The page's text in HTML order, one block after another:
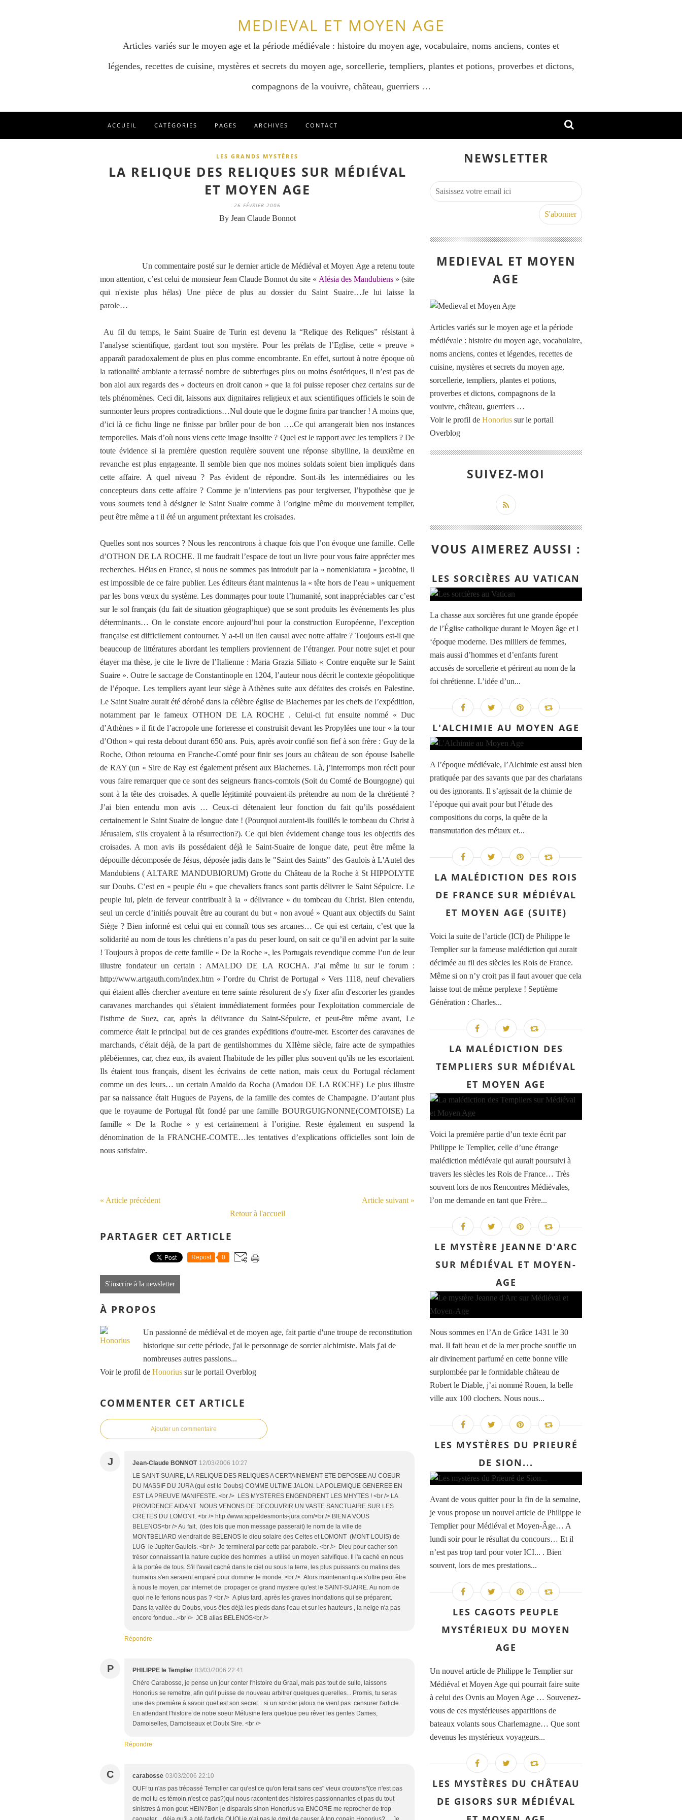
MEDIEVAL ET MOYEN AGE
Articles variés sur le moyen age et la période médiévale : histoire du moyen age, vocabulaire, noms anciens, contes et
légendes, recettes de cuisine, mystères et secrets du moyen age, sorcellerie, templiers, plantes et potions, proverbes et dictons,
compagnons de la vouivre, château, guerriers …
ACCUEIL CATÉGORIES PAGES ARCHIVES CONTACT
LES GRANDS MYSTÈRES
LA RELIQUE DES RELIQUES SUR MÉDIÉVAL
ET MOYEN AGE
26 FÉVRIER 2006
By Jean Claude Bonnot
Un commentaire posté sur le dernier article de Médiéval et Moyen Age a retenu toute
mon attention, c’est celui de monsieur Jean Claude Bonnot du site « Alésia des Mandubiens » (site
qui n'existe plus hélas) Une pièce de plus au dossier du Saint Suaire…Je lui laisse la
parole…
Au fil du temps, le Saint Suaire de Turin est devenu la “Relique des Reliques” résistant à
l’analyse scientifique, gardant tout son mystère. Pour les prélats de l’Eglise, cette « preuve »
apparaît paradoxalement de plus en plus comme encombrante. En effet, surtout à notre époque où
la rationalité ambiante a terrassé nombre de subterfuges plus ou moins ésotériques, il n’est pas de
bon aloi aux regards des « docteurs en droit canon » que la foi puisse reposer chez certains sur de
tels phénomènes. Ceci dit, laissons aux dignitaires religieux et aux scientifiques officiels le soin de
surmonter leurs propres contradictions…Nul doute que le dogme finira par trancher ! A moins que,
d’ici là ce fichu linge ne finisse par brûler pour de bon ….Ce qui arrangerait bien nos instances
temporelles. Mais d’où nous viens cette image insolite ? Quel est le rapport avec les templiers ? De
toute évidence si la première question requière souvent une réponse sibylline, la deuxième en
revanche est plus engageante. Il semble bien que nos moines soldats soient bien impliqués dans
cette affaire. A quel niveau ? Pas évident de répondre. Sont-ils les intermédiaires ou les
concepteurs dans cette affaire ? Comme je n’interviens pas pour tergiverser, l’hypothèse que je
vous soumets tend à désigner le Saint Suaire comme à l’origine même du mouvement templier,
peut être même a t il été un argument prétextant les croisades.
Quelles sont nos sources ? Nous les rencontrons à chaque fois que l’on évoque une famille. Celle
d’OTHON DE LA ROCHE. Il me faudrait l’espace de tout un livre pour vous faire apprécier mes
recherches. Hélas en France, si nous ne sommes pas introduit par la « nomenklatura » jacobine, il
est impossible de ce faire publier. Les éditeurs étant maintenus la « tête hors de l’eau » uniquement
par les bons vœux du système. Les dommages pour toute l’humanité, sont inappréciables car c’est
sur le sol français (du fait de situation géographique) que se sont produits les événements les plus
déterminants… On le constate encore aujourd’hui pour la construction Européenne, l’exception
française est difficilement contourner. Y a-t-il un lien causal avec notre affaire ? Toujours est-il que
beaucoup de littératures abordant les templiers proviennent de l’étranger. Pour notre sujet et pour
étayer ma thèse, je cite le livre de l’Italienne : Maria Grazia Siliato « Contre enquête sur le Saint
Suaire ». Outre le saccage de Constantinople en 1204, l’auteur nous décrit le contexte géopolitique
de l’époque. Les templiers ayant leur siège à Athènes suite aux défaites des croisés en Palestine.
Le Saint Suaire aurait été dérobé dans la célèbre église de Blachernes par les chefs de l’expédition,
notamment par le fameux OTHON DE LA ROCHE . Celui-ci fut ensuite nommé « Duc
d’Athènes » il fit de l’acropole une forteresse et construisit devant les Propylées une tour « la tour
d’Othon » qui resta debout durant 650 ans. Puis, après avoir confié son fief à son frère : Guy de la
Roche, Othon retourna en Franche-Comté pour finir ses jours au château de son épouse Isabelle
de RAY (un « Sire de Ray est également présent aux Blachernes. Là, j’interromps mon récit pour
vous faire remarquer que ce sont des seigneurs francs-comtois (Soit du Comté de Bourgogne) qui
sont à la tête des croisades. A quelle légitimité pouvaient-ils prétendre au nom de la chrétienté ?
J’ai bien entendu mon avis … Ceux-ci détenaient leur fonction du fait qu’ils possédaient
certainement le Saint Suaire de longue date ! (Pourquoi auraient-ils fouillés le tombeau du Christ à
Jérusalem, s'ils croyaient à la résurrection?). Ce qui bien évidement change tous les objectifs des
croisades. A mon avis ils possédaient déjà le Saint-Suaire de longue date, peut être même la
dépouille décomposée de Jésus, déposée jadis dans le "Saint des Saints" des Gaulois à L'Autel des
Mandubiens ( ALTARE MANDUBIORUM) Grotte du Château de la Roche à St HIPPOLYTE
sur Doubs. C’est en « peuple élu » que chevaliers francs sont partis délivrer le Saint Sépulcre. Le
peuple lui, plein de ferveur contribuait à la « délivrance » du tombeau du Christ. Bien entendu,
seul un cercle d’initiés pouvait être au courant du but « non avoué » Quant aux objectifs du Saint
Siège ? Bien informé est celui qui en connaît tous ses arcanes… Ce qui est certain, c’est que la
solidarité au nom de tous les chrétiens n’a pas du peser lourd, on sait ce qu’il en advint par la suite
! Toujours à propos de cette famille « De la Roche », les Portugais revendique comme l’un de leur
illustre fondateur un certain : AMALDO DE LA ROCHA. J’ai même lu sur le forum :
http://www.artgauth.com/index.htm « l’ordre du Christ de Portugal » Vers 1118, neuf chevaliers
qui étaient allés chercher aventure en terre sainte résolurent de s'y fixer afin d'escorter les grandes
caravanes marchandes qui s'étaient immédiatement formées pour l'exploitation commerciale de
l'isthme de Suez, car, après la délivrance du Saint-Sépulcre, et peut-être même avant, Le
commerce était le principal but de ces grandes expéditions d'outre-mer. Escorter des caravanes de
marchands, c'était déjà, de la part de gentilshommes du XIIème siècle, faire acte de sympathies
plébéiennes, car, chez eux, ils avaient l'habitude de les piller plus souvent qu'ils ne les escortaient.
Ils étaient tous français, disent les écrivains de cette nation, mais ceux du Portugal réclament
comme un des leurs… un certain Amaldo da Rocha (Amadou DE LA ROCHE) Le plus illustre
par sa naissance était Hugues de Payens, de la famille des comtes de Champagne. D’autant plus
que le royaume de Portugal fût fondé par une famille BOURGUIGNONNE(COMTOISE) La
famille « De la Roche » y est certainement à l’origine. Reste également en suspend la
dénomination de la FRANCHE-COMTE…les tentatives d’explications officielles sont loin de
nous satisfaire.
« Article précédent
Article suivant »
Retour à l'accueil
PARTAGER CET ARTICLE
Repost 0
S'inscrire à la newsletter
À PROPOS
Un passionné de médiéval et de moyen age, fait partie d'une troupe de reconstitution
historique sur cette période, j'ai le personnage de sorcier alchimiste. Mais j'ai de
nombreuses autres passions...
Voir le profil de Honorius sur le portail Overblog
COMMENTER CET ARTICLE
Ajouter un commentaire
J Jean-Claude BONNOT 12/03/2006 10:27
LE SAINT-SUAIRE, LA RELIQUE DES RELIQUES A CERTAINEMENT ETE DEPOSEE AU COEUR
DU MASSIF DU JURA (qui est le Doubs) COMME ULTIME JALON. LA POLEMIQUE GENEREE EN
EST LA PREUVE MANIFESTE. <br /> LES MYSTERES ENGENDRENT LES MHYTES ! <br /> LA
PROVIDENCE AIDANT NOUS VENONS DE DECOUVRIR UN VASTE SANCTUAIRE SUR LES
CRËTES DU LOMONT. <br /> http://www.appeldesmonts-jura.com/<br /> BIEN A VOUS
BELENOS<br /> Au fait, (des fois que mon message passerait) le nom de la ville de
MONTBELIARD viendrait de BELENOS le dieu solaire des Celtes et LOMONT (MONT LOUIS) de
LUG le Jupiter Gaulois. <br /> Je terminerai par cette par parabole. <br /> Dieu pour cacher son
trésor connaissant la nature cupide des hommes a utilisé un moyen salvifique. Il l'a caché en nous
à la portée de tous. S'il l'avait caché dans le ciel ou sous la terre, les plus puissants ou malins des
humains s'en seraient emparé pour dominer le monde. <br /> Alors maintenant que s'offre peut être
à nous le moyen, par internet de propager ce grand mystere qu'est le SAINT-SUAIRE. Au nom de
quoi ne le ferions nous pas ? <br /> A plus tard, après les graves inondations qui se préparent.
Dans la vallée du Doubs, vous êtes déjà les pieds dans l'eau et sur les hauteurs , la neige n'a pas
encore fondue...<br /> JCB alias BELENOS<br />
Répondre
P PHILIPPE le Templier 03/03/2006 22:41
Chère Carabosse, je pense un jour conter l'histoire du Graal, mais pas tout de suite, laissons
Honorius se remettre, afin qu'il puisse de nouveau arbitrer quelques querelles... Promis, tu seras
une des première à savoir quel est son secret : si un sorcier jaloux ne vient pas censurer l'article.
En attendant l'histoire de notre soeur Mélusine fera quelque peu rêver les gentes Dames,
Damoiselles, Damoiseaux et Doulx Sire. <br />
Répondre
C carabosse 03/03/2006 22:10
OUF! tu n'as pas trépassé Templier car qu'est ce qu'on ferait sans ces" vieux croutons"(ce n'est pas
de moi tu es témoin n'est ce pas?)qui nous racontent des histoires passionnantes et pas du tout
sinistres à mon gout HEIN?Bon je disparais sinon Honorius va ENCORE me reprocher de trop
NEWSLETTER
MEDIEVAL ET MOYEN
AGE
Articles variés sur le moyen age et la période
médiévale : histoire du moyen age, vocabulaire,
noms anciens, contes et légendes, recettes de
cuisine, mystères et secrets du moyen age,
sorcellerie, templiers, plantes et potions,
proverbes et dictons, compagnons de la
vouivre, château, guerriers …
Voir le profil de Honorius sur le portail
Overblog
SUIVEZ-MOI
VOUS AIMEREZ AUSSI :
LES SORCIÈRES AU VATICAN
La chasse aux sorcières fut une grande épopée
de l’Église catholique durant le Moyen âge et l
‘époque moderne. Des milliers de femmes,
mais aussi d’hommes et d’enfants furent
accusés de sorcellerie et périrent au nom de la
foi chrétienne. L’idée d’un...
L'ALCHIMIE AU MOYEN AGE
A l’époque médiévale, l’Alchimie est aussi bien
pratiquée par des savants que par des charlatans
ou des ignorants. Il s’agissait de la chimie de
l’époque qui avait pour but l’étude des
compositions du corps, la quête de la
transmutation des métaux et...
LA MALÉDICTION DES ROIS
DE FRANCE SUR MÉDIÉVAL
ET MOYEN AGE (SUITE)
Voici la suite de l’article (ICI) de Philippe le
Templier sur la fameuse malédiction qui aurait
décimée au fil des siècles les Rois de France.
Même si on n’y croit pas il faut avouer que cela
laisse tout de même perplexe ! Septième
Génération : Charles...
LA MALÉDICTION DES
TEMPLIERS SUR MÉDIÉVAL
ET MOYEN AGE
Voici la première partie d’un texte écrit par
Philippe le Templier, celle d’une étrange
malédiction médiévale qui aurait poursuivi à
travers les siècles les Rois de France… Très
souvent lors de nos Rencontres Médiévales,
l’on me demande en tant que Frère...
LE MYSTÈRE JEANNE D'ARC
SUR MÉDIÉVAL ET MOYEN-
AGE
Nous sommes en l’An de Grâce 1431 le 30
mai. Il fait beau et de la mer proche souffle un
air divinement parfumé en cette bonne ville
surplombée par le formidable château de
Robert le Diable, j’ai nommé Rouen, la belle
ville aux 100 clochers. Nous nous...
LES MYSTÈRES DU PRIEURÉ
DE SION...
Avant de vous quitter pour la fin de la semaine,
je vous propose un nouvel article de Philippe le
Templier pour Médiéval et Moyen-Âge… A
lundi soir pour le résultat du concours… Et il
n’est pas trop tard pour voter ICI... . Bien
souvent, lors de mes prestations...
LES CAGOTS PEUPLE
MYSTÉRIEUX DU MOYEN
AGE
Un nouvel article de Philippe le Templier sur
Médiéval et Moyen Age qui pourrait faire suite
à celui des Ovnis au Moyen Age … Souvenez-
vous de ces mystérieuses apparitions de
bateaux volants sous Charlemagne… Que sont
devenus les mystérieux voyageurs...
LES MYSTÈRES DU CHÂTEAU
DE GISORS SUR MÉDIÉVAL